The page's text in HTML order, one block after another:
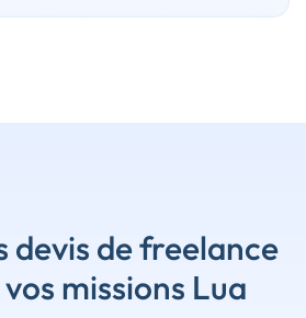
devis de freelance
missions Lua